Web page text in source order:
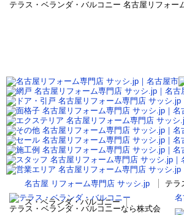
テラス・ベランダ・バルコニー 名古屋リフォ
名古屋 リフォーム専門店 サッシ.jp
テラ
ス・ベランダ・バルコニー
テラス・ベランダ・バルコニーなら株式会